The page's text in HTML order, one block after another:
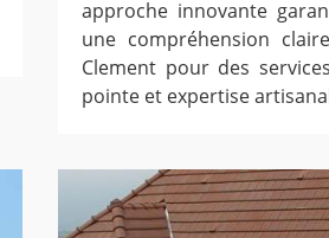
approche innovante
une compréhension
Clement pour des
pointe et expertise